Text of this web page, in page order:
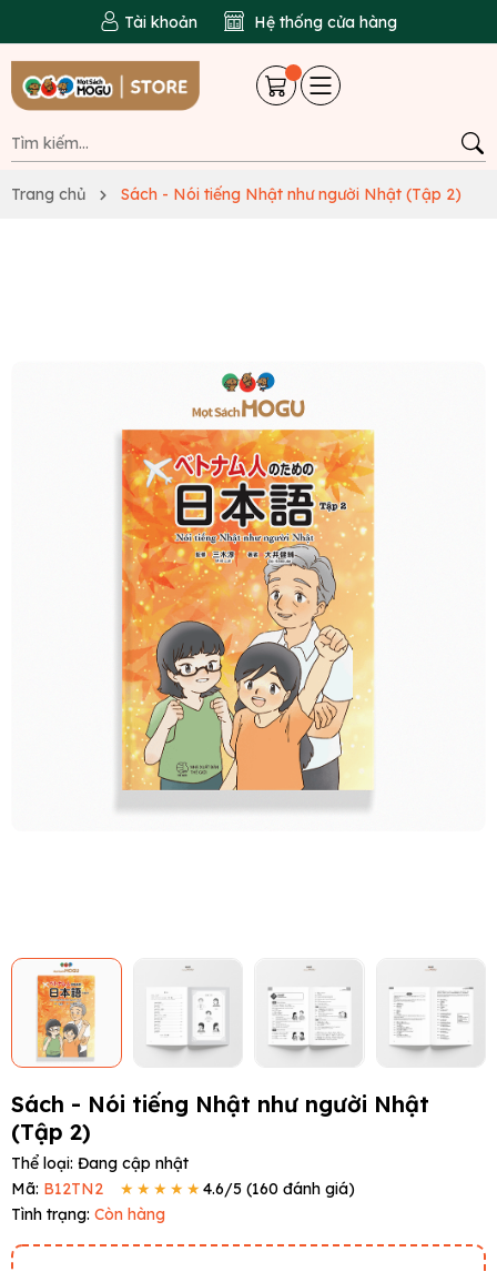
Tài khoản Hệ thống cửa hàng
Trang chủ Sách - Nói tiếng Nhật như người Nhật (Tập 2)
Sách - Nói tiếng Nhật như người Nhật
(Tập 2)
Thể loại: Đang cập nhật
Mã: B12TN2 ★★★★★4.6/5 (160 đánh giá)
Tình trạng: Còn hàng